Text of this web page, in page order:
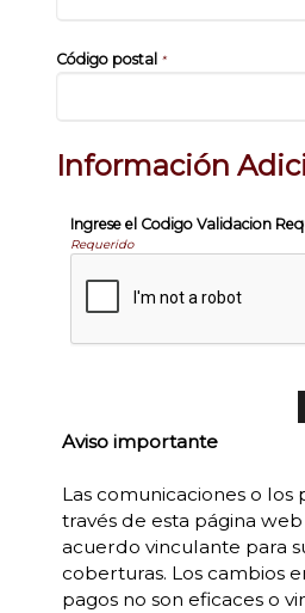
Código postal *
Información
Ingrese el Codigo Validacion
Requerido
Aviso importante
Las comunicaciones o los
través de esta página
acuerdo vinculante para
coberturas. Los cambios
pagos no son eficaces o